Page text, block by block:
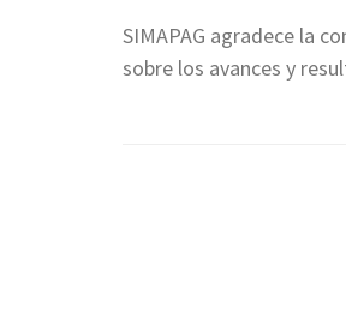
SIMAPAG agradece la
sobre los avances y